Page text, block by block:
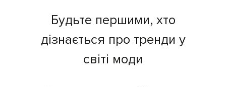
Будьте першими, хто
дізнається про тренди у
світі моди